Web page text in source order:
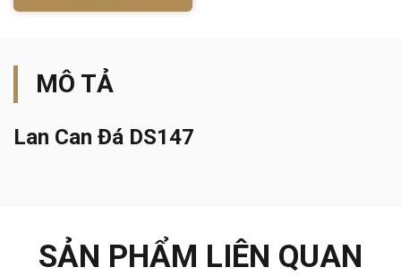
MÔ TẢ
Lan Can Đá DS147
SẢN PHẨM LIÊN QUAN